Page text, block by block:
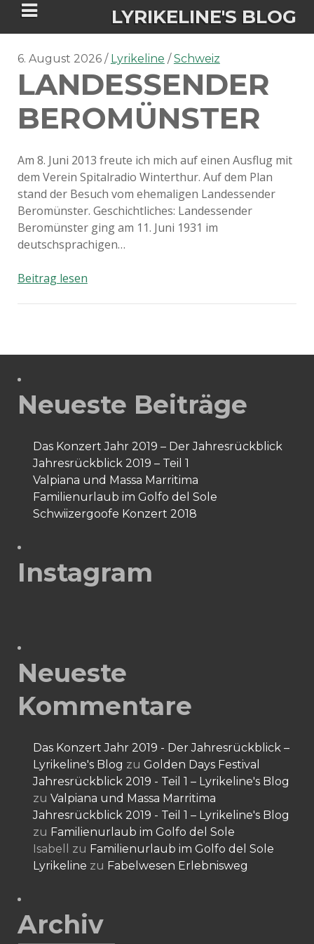
LYRIKELINE'S BLOG
Tania Morgan's Blog über alles, was
sie im Leben bewegt.
ÜBER DIE AUTORIN
IGASHO UND CHIMALIS KAYA
NIEMALS FÜR IMMER (ROMAN)
NIGHTMARES
BÜCHERSHOPS
DATENSCHUTZERKLÄRUNG
IMPRESSUM
6. August 2026 Lyrikeline Schweiz
LANDESSENDER
BEROMÜNSTER
Am 8. Juni 2013 freute ich mich auf einen Ausflug mit
dem Verein Spitalradio Winterthur. Auf dem Plan
stand der Besuch vom ehemaligen Landessender
Beromünster. Geschichtliches: Landessender
Beromünster ging am 11. Juni 1931 im
deutschsprachigen…
Beitrag lesenLandessender
Neueste Beiträge
Das Konzert Jahr 2019 – Der Jahresrückblick
Jahresrückblick 2019 – Teil 1
Valpiana und Massa Marritima
Familienurlaub im Golfo del Sole
Schwiizergoofe Konzert 2018
Instagram
Neueste
Kommentare
Das Konzert Jahr 2019 - Der Jahresrückblick –
Lyrikeline's Blog zu Golden Days Festival
Jahresrückblick 2019 - Teil 1 – Lyrikeline's Blog
zu Valpiana und Massa Marritima
Jahresrückblick 2019 - Teil 1 – Lyrikeline's Blog
zu Familienurlaub im Golfo del Sole
Isabell
zu Familienurlaub im Golfo del Sole
Lyrikeline zu Fabelwesen Erlebnisweg
Archiv